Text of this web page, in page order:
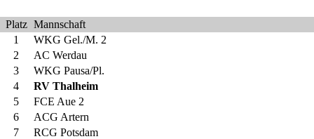
Platz Mannschaft
1
WKG Gel./M. 2
2
AC Werdau
3
WKG Pausa/Pl.
4
RV Thalheim
5
FCE Aue 2
6
ACG Artern
7
RCG Potsdam
sich
Thalheims
Regional-
ligaringer